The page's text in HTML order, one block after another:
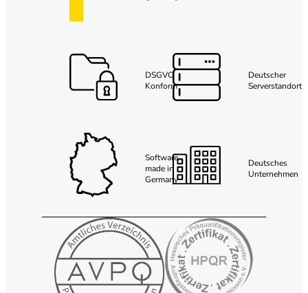
DSGVO
Konform
Deutscher
Serverstandort
Software
made in
Germany
Deutsches
Unternehmen